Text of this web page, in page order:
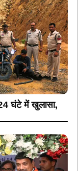
घंटे में खुलासा,